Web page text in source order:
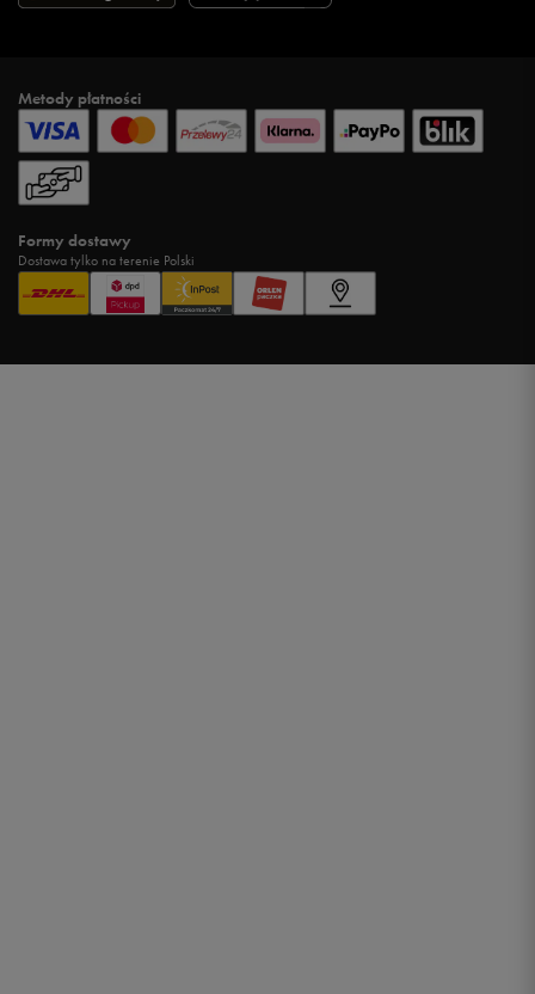
Metody płatności
Formy dostawy
Dostawa tylko na terenie Polski